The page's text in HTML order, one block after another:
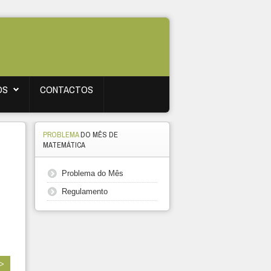
CONTACTOS
PROBLEMADO MÊS DE
MATEMÁTICA
Problema do Mês
Regulamento